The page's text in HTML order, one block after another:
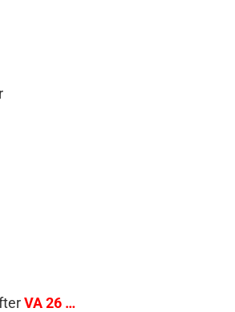
VA 26 …